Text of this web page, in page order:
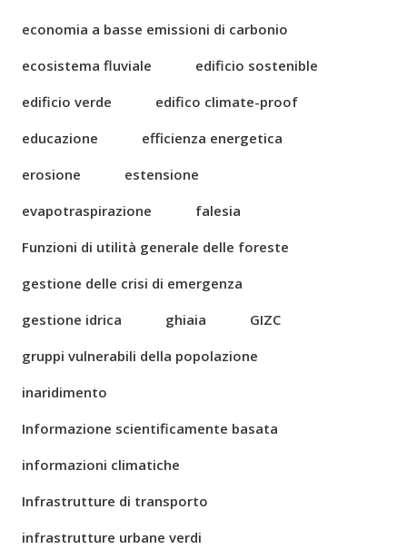
economia a basse emissioni di carbonio
ecosistema fluviale
edificio sostenible
edificio verde
edifico climate-proof
educazione
efficienza energetica
erosione
estensione
evapotraspirazione
falesia
Funzioni di utilità generale delle foreste
gestione delle crisi di emergenza
gestione idrica
ghiaia
GIZC
gruppi vulnerabili della popolazione
inaridimento
Informazione scientificamente basata
informazioni climatiche
Infrastrutture di transporto
infrastrutture urbane verdi